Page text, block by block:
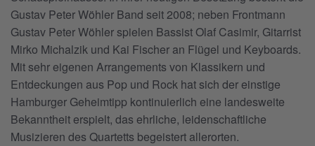
Gustav Peter Wöhler Band seit 2008; neben Frontmann
Gustav Peter Wöhler spielen Bassist Olaf Casimir, Gitarrist
Mirko Michalzik und Kai Fischer an Flügel und Keyboards.
Mit sehr eigenen Arrangements von Klassikern und
Entdeckungen aus Pop und Rock hat sich der einstige
Hamburger Geheimtipp kontinuierlich eine landesweite
Bekanntheit erspielt, das ehrliche, leidenschaftliche
Musizieren des Quartetts begeistert allerorten.